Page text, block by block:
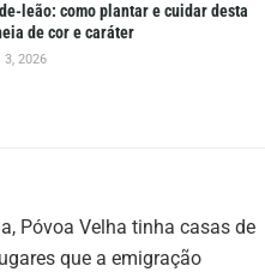
leão: como plantar e cuidar desta
de cor e caráter
3, 2026
Póvoa Velha tinha casas de
que a emigração